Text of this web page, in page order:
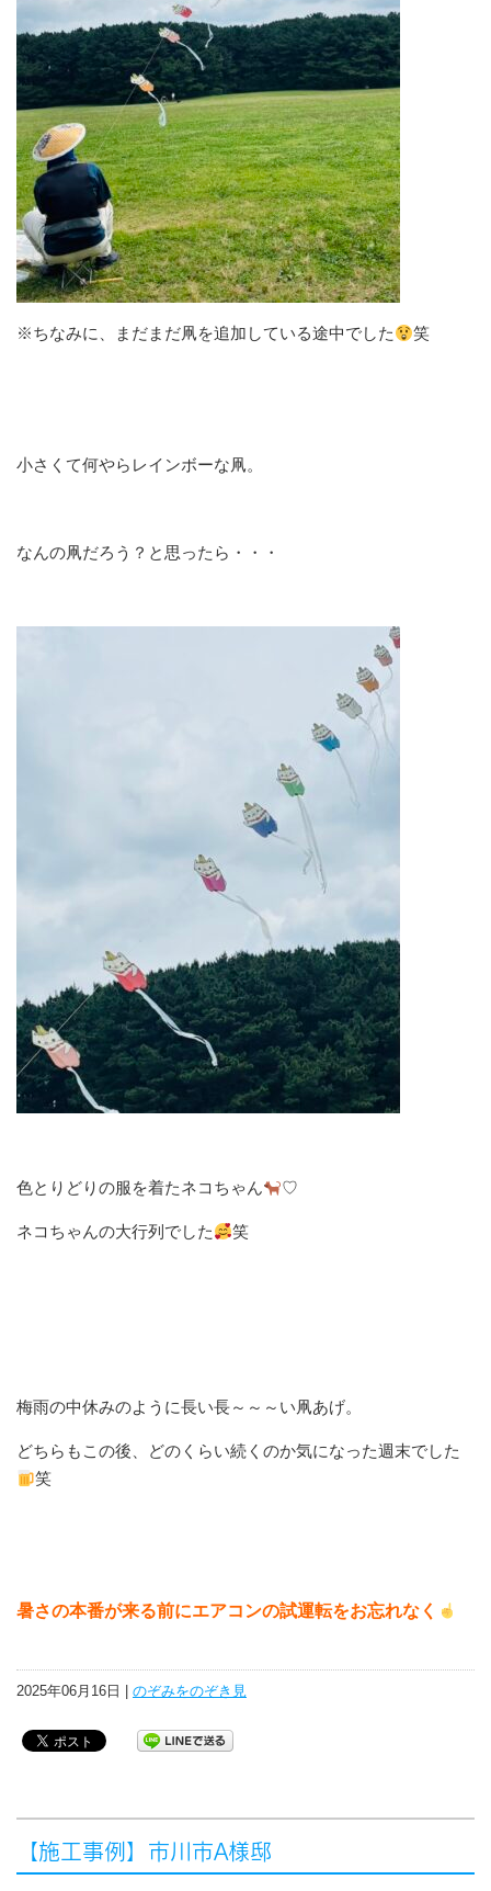
※ちなみに、まだまだ凧を追加している途中でした 笑
小さくて何やらレインボーな凧。
なんの凧だろう？と思ったら・・・
色とりどりの服を着たネコちゃん ♡
ネコちゃんの大行列でした 笑
梅雨の中休みのように長い長～～～い凧あげ。
どちらもこの後、どのくらい続くのか気になった週末でした
笑
暑さの本番が来る前にエアコンの試運転をお忘れなく
2025年06月16日 | のぞみをのぞき見
【施工事例】市川市A様邸